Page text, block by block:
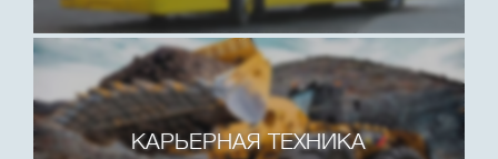
КАРЬЕРНАЯ ТЕХНИКА